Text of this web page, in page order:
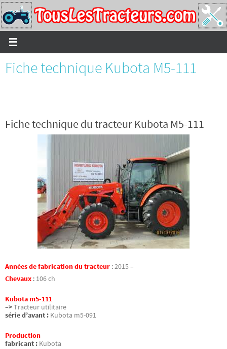
Passer
vers
le
contenu
Fiche technique Kubota M5-111
Fiche technique du tracteur Kubota M5-111
Années de fabrication du tracteur :2015 –
Chevaux : 106 ch
Kubota m5-111
–>Tracteur utilitaire
série d’avant : Kubota m5-091
Production
fabricant : Kubota